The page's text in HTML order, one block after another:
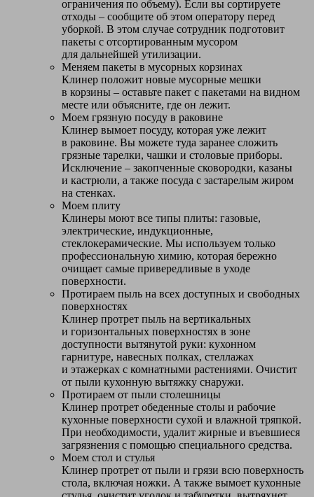
ограничения по объему). Если вы сортируете
отходы – сообщите об этом оператору перед
уборкой. В этом случае сотрудник подготовит
пакеты с отсортированным мусором
для дальнейшей утилизации.
Меняем пакеты в мусорных корзинах
Клинер положит новые мусорные мешки
в корзины – оставьте пакет с пакетами на видном
месте или объясните, где он лежит.
Моем грязную посуду в раковине
Клинер вымоет посуду, которая уже лежит
в раковине. Вы можете туда заранее сложить
грязные тарелки, чашки и столовые приборы.
Исключение – закопченные сковородки, казаны
и кастрюли, а также посуда с застарелым жиром
на стенках.
Моем плиту
Клинеры моют все типы плиты: газовые,
электрические, индукционные,
стеклокерамические. Мы используем только
профессиональную химию, которая бережно
очищает самые привередливые в уходе
поверхности.
Протираем пыль на всех доступных и свободных
поверхностях
Клинер протрет пыль на вертикальных
и горизонтальных поверхностях в зоне
доступности вытянутой руки: кухонном
гарнитуре, навесных полках, стеллажах
и этажерках с комнатными растениями. Очистит
от пыли кухонную вытяжку снаружи.
Протираем от пыли столешницы
Клинер протрет обеденные столы и рабочие
кухонные поверхности сухой и влажной тряпкой.
При необходимости, удалит жирные и въевшиеся
загрязнения с помощью специального средства.
Моем стол и стулья
Клинер протрет от пыли и грязи всю поверхность
стола, включая ножки. А также вымоет кухонные